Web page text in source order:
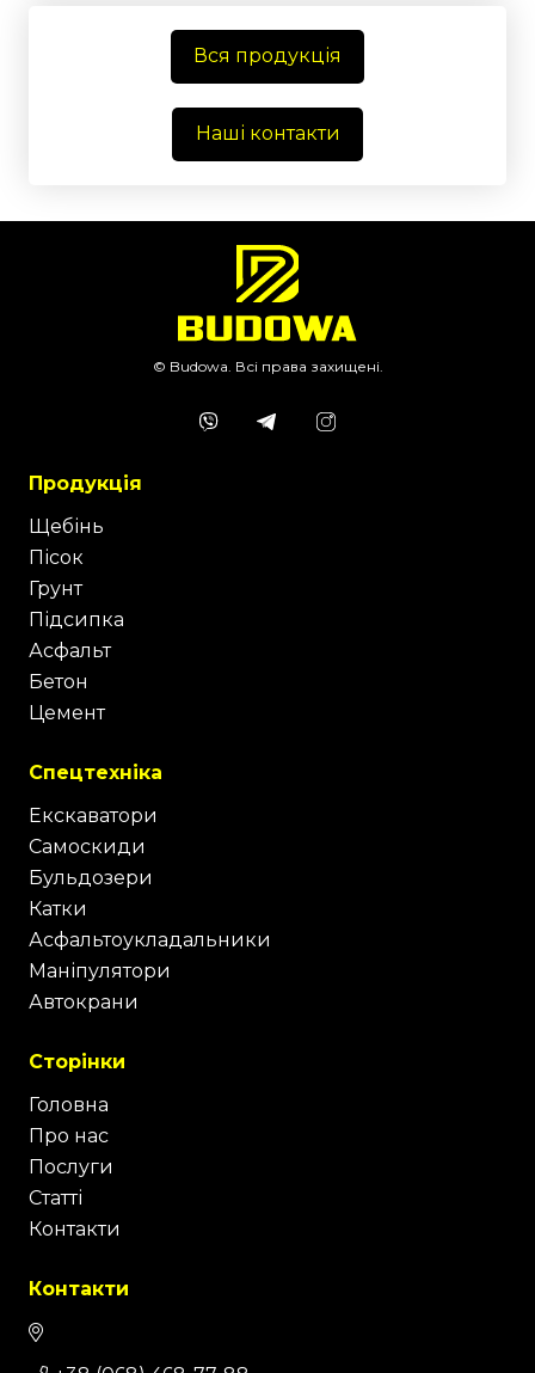
Вся продукція
Наші контакти
© Budowa. Всі права захищені.
Продукція
Щебінь
Пісок
Грунт
Підсипка
Асфальт
Бетон
Цемент
Спецтехніка
Екскаватори
Самоскиди
Бульдозери
Катки
Асфальтоукладальники
Маніпулятори
Автокрани
Сторінки
Головна
Про нас
Послуги
Статті
Контакти
Контакти